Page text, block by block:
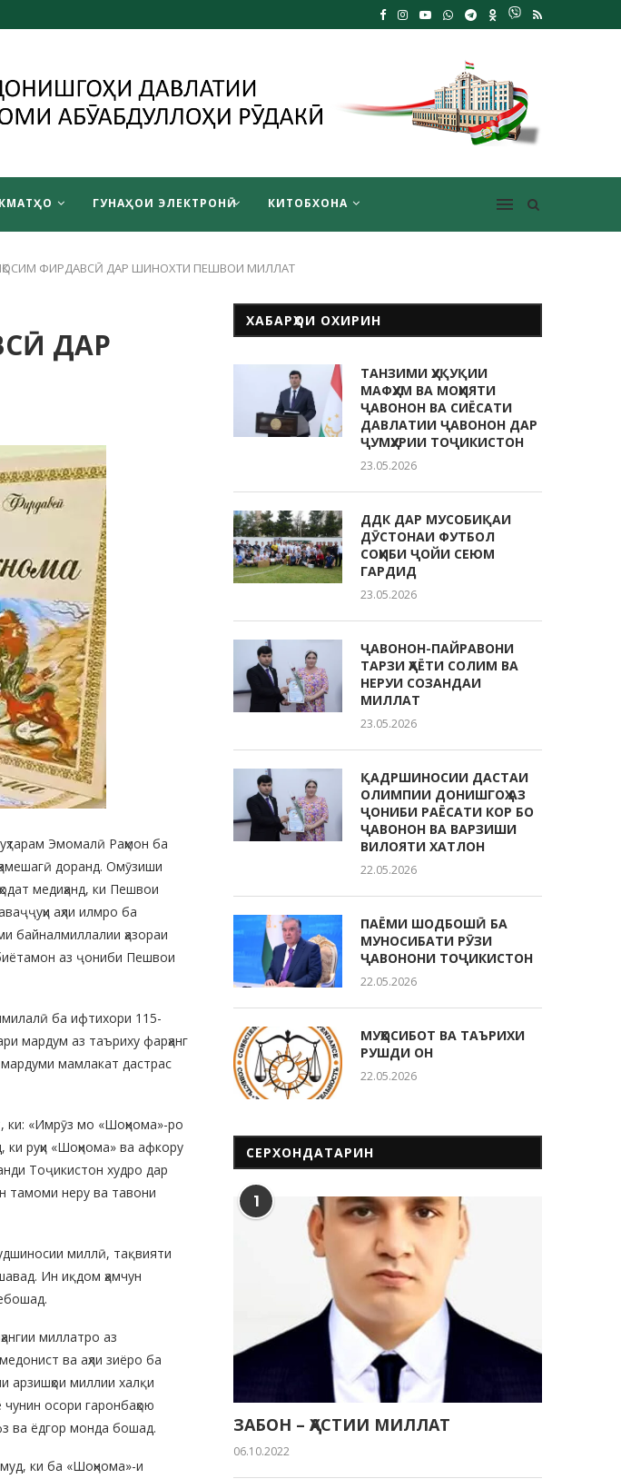
ГУНАҲОИ ЭЛЕКТРОНӢ КИТОБХОНА
ФИРДАВСӢ ДАР ШИНОХТИ ПЕШВОИ МИЛЛАТ
ДАР
Эмомалӣ Раҳмон ба
доранд. Омӯзиши
медиҳанд, ки Пешвои
аҳли илмро ба
байналмиллалии ҳазораи
аз ҷониби Пешвои
ба ифтихори 115-
мардум аз таъриху фарҳанг
мамлакат дастрас
ки: «Имрӯз мо «Шоҳнома»-ро
руҳи «Шоҳнома» ва афкору
Тоҷикистон худро дар
тамоми неру ва тавони
миллӣ, тақвияти
Ин иқдом ҳамчун
миллатро аз
ва аҳли зиёро ба
арзишҳои миллии халқи
осори гаронбаҳою
ва ёдгор монда бошад.
ки ба «Шоҳнома»-и
ХАБАРҲОИ ОХИРИН
ТАНЗИМИ ҲУҚУҚИИ
МАФҲУМ ВА МОҲИЯТИ
ҶАВОНОН ВА СИЁСАТИ
ДАВЛАТИИ ҶАВОНОН ДАР
ҶУМҲУРИИ ТОҶИКИСТОН
23.05.2026
ДДК ДАР МУСОБИҚАИ
ДӮСТОНАИ ФУТБОЛ
СОҲИБИ ҶОЙИ СЕЮМ
ГАРДИД
23.05.2026
ҶАВОНОН-ПАЙРАВОНИ
ТАРЗИ ҲАЁТИ СОЛИМ ВА
НЕРУИ СОЗАНДАИ
МИЛЛАТ
23.05.2026
ҚАДРШИНОСИИ ДАСТАИ
ОЛИМПИИ ДОНИШГОҲ АЗ
ҶОНИБИ РАЁСАТИ КОР БО
ҶАВОНОН ВА ВАРЗИШИ
ВИЛОЯТИ ХАТЛОН
22.05.2026
ПАЁМИ ШОДБОШӢ БА
МУНОСИБАТИ РӮЗИ
ҶАВОНОНИ ТОҶИКИСТОН
22.05.2026
МУҲОСИБОТ ВА ТАЪРИХИ
РУШДИ ОН
22.05.2026
СЕРХОНДАТАРИН
1
ЗАБОН – ҲАСТИИ МИЛЛАТ
06.10.2022